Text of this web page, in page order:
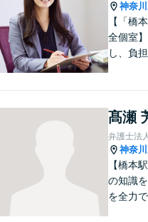
神奈
【「橋
全個室
し、負
はご相
め方を
【法テ
髙瀬
弁護士法
神奈
【橋本
の知識
を全力